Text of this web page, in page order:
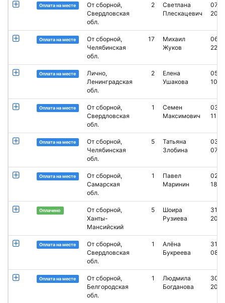
Оплата на месте
От сборной,
Свердловская
обл.
2
Светлана
Плескацевич
Оплата на месте
От сборной,
Челябинская
обл.
17
Михаил
Жуков
Оплата на месте
Лично,
Ленинградская
обл.
2
Елена
Ушакова
Оплата на месте
От сборной,
Свердловская
обл.
1
Семен
Максимович
Оплата на месте
От сборной,
Челябинская
обл.
5
Татьяна
Злобина
Оплата на месте
От сборной,
Самарская
обл.
1
Павел
Маринин
18:51
Оплачено
От сборной,
Ханты-
Мансийский
5
Шоира
Рузиева
Оплата на месте
От сборной,
Свердловская
обл.
1
Алёна
Букреева
Оплата на месте
От сборной,
Белгородская
обл.
1
Людмила
Богданова